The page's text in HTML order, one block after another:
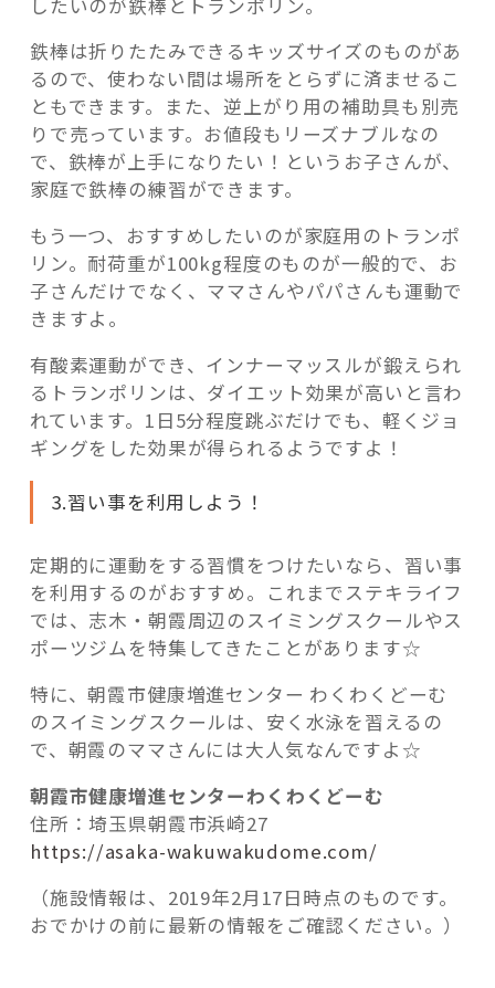
鉄棒は折りたたみできるキッズサイズのものがあ
るので、使わない間は場所をとらずに済ませるこ
ともできます。また、逆上がり用の補助具も別売
りで売っています。お値段もリーズナブルなの
で、鉄棒が上手になりたい！というお子さんが、
家庭で鉄棒の練習ができます。
もう一つ、おすすめしたいのが家庭用のトランポ
リン。耐荷重が100kg程度のものが一般的で、お
子さんだけでなく、ママさんやパパさんも運動で
きますよ。
有酸素運動ができ、インナーマッスルが鍛えられ
るトランポリンは、ダイエット効果が高いと言わ
れています。1日5分程度跳ぶだけでも、軽くジョ
ギングをした効果が得られるようですよ！
3.習い事を利用しよう！
定期的に運動をする習慣をつけたいなら、習い事
を利用するのがおすすめ。これまでステキライフ
では、志木・朝霞周辺のスイミングスクールやス
ポーツジムを特集してきたことがあります☆
特に、朝霞市健康増進センター わくわくどーむ
のスイミングスクールは、安く水泳を習えるの
で、朝霞のママさんには大人気なんですよ☆
朝霞市健康増進センターわくわくどーむ
住所：埼玉県朝霞市浜崎27
https://asaka-wakuwakudome.com/
（施設情報は、2019年2月17日時点のものです。
おでかけの前に最新の情報をご確認ください。）